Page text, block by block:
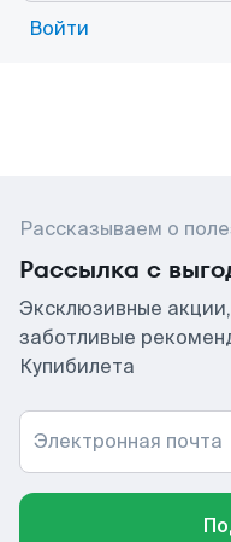
Войти
Рассказываем о
Рассылка с
Эксклюзивные
заботливые
Купибилета
Электронная почта